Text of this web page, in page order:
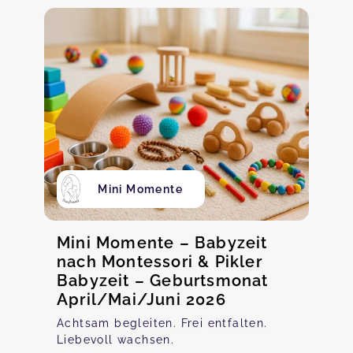
Mini Momente
Mini Momente – Babyzeit
nach Montessori & Pikler
Babyzeit – Geburtsmonat
April/Mai/Juni 2026
Achtsam begleiten. Frei entfalten.
Liebevoll wachsen.